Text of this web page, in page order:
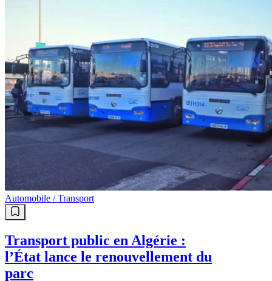
Automobile / Transport